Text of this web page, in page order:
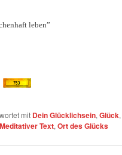
leben”
mit Dein Glücklichsein, Glück,
Meditativer Text, Ort des Glücks